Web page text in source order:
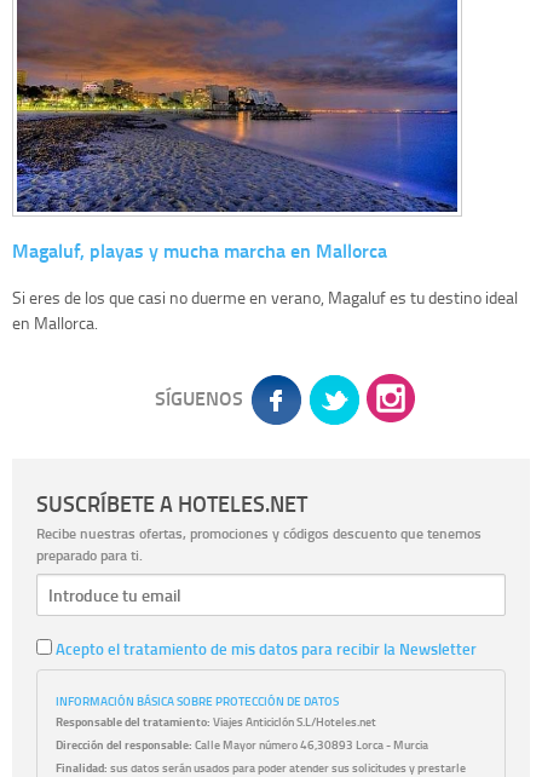
Magaluf, playas y mucha marcha en Mallorca
Si eres de los que casi no duerme en verano, Magaluf es tu destino ideal
en Mallorca.
SÍGUENOS
SUSCRÍBETE A HOTELES.NET
Recibe nuestras ofertas, promociones y códigos descuento que tenemos
preparado para ti.
Acepto el tratamiento de mis datos para recibir la Newsletter
INFORMACIÓN BÁSICA SOBRE PROTECCIÓN DE DATOS
Responsable del tratamiento: Viajes Anticiclón S.L/Hoteles.net
Dirección del responsable: Calle Mayor número 46,30893 Lorca - Murcia
Finalidad: sus datos serán usados para poder atender sus solicitudes y prestarle